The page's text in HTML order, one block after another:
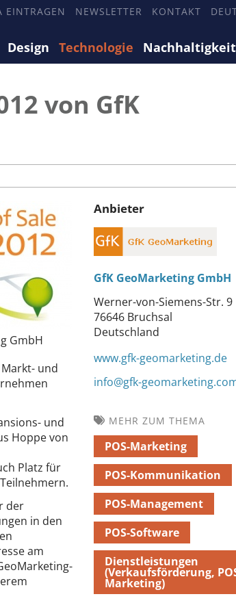
EINTRAGEN NEWSLETTER KONTAKT
Design Technologie Nachhaltigkeit
von GfK
GmbH
und
und
Hoppe von
Platz für
der
in den
am
Anbieter
GfK GeoMarketing GmbH
Werner-von-Siemens-Str. 9
76646 Bruchsal
Deutschland
www.gfk-geomarketing.de
info@gfk-
MEHR ZUM THEMA
POS-Marketing
POS-Kommunikation
POS-Management
POS-Software
Dienstleistungen
(Verkaufsförderung,
Marketing)